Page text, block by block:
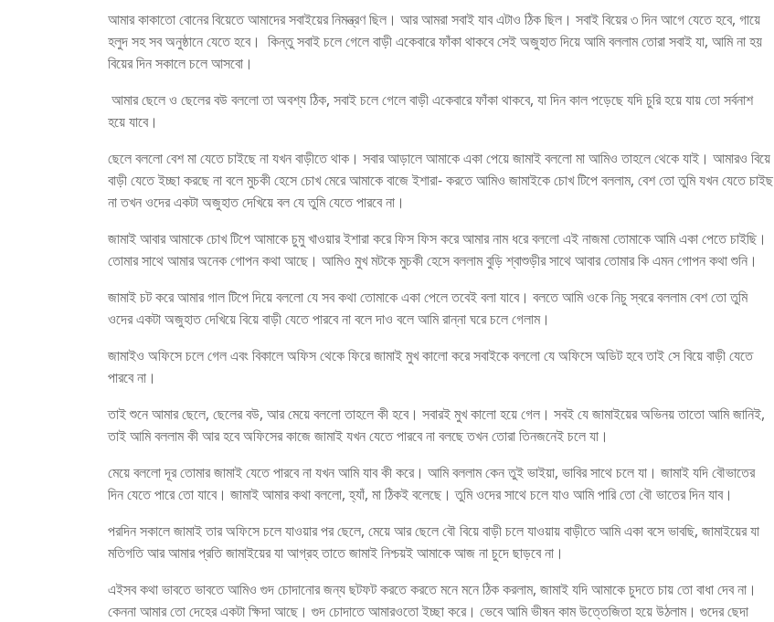
আমার কাকাতো বোনের বিয়েতে আমাদের সবাইয়ের নিমন্ত্রণ ছিল। আর আমরা সবাই যাব এটাও ঠিক ছিল। সবাই বিয়ের ৩ দিন আগে যেতে হবে, গায়ে
হলুদ সহ সব অনুষ্ঠানে যেতে হবে। কিন্তু সবাই চলে গেলে বাড়ী একেবারে ফাঁকা থাকবে সেই অজুহাত দিয়ে আমি বললাম তোরা সবাই যা, আমি না হয়
বিয়ের দিন সকালে চলে আসবো।
আমার ছেলে ও ছেলের বউ বললো তা অবশ্য ঠিক, সবাই চলে গেলে বাড়ী একেবারে ফাঁকা থাকবে, যা দিন কাল পড়েছে যদি চুরি হয়ে যায় তো সর্বনাশ
হয়ে যাবে।
ছেলে বললো বেশ মা যেতে চাইছে না যখন বাড়ীতে থাক। সবার আড়ালে আমাকে একা পেয়ে জামাই বললো মা আমিও তাহলে থেকে যাই। আমারও বিয়ে
বাড়ী যেতে ইচ্ছা করছে না বলে মুচকী হেসে চোখ মেরে আমাকে বাজে ইশারা- করতে আমিও জামাইকে চোখ টিপে বললাম, বেশ তো তুমি যখন যেতে চাইছ
না তখন ওদের একটা অজুহাত দেখিয়ে বল যে তুমি যেতে পারবে না।
জামাই আবার আমাকে চোখ টিপে আমাকে চুমু খাওয়ার ইশারা করে ফিস ফিস করে আমার নাম ধরে বললো এই নাজমা তোমাকে আমি একা পেতে চাইছি।
তোমার সাথে আমার অনেক গোপন কথা আছে। আমিও মুখ মটকে মুচকী হেসে বললাম বুড়ি শ্বাশুড়ীর সাথে আবার তোমার কি এমন গোপন কথা শুনি।
জামাই চট করে আমার গাল টিপে দিয়ে বললো যে সব কথা তোমাকে একা পেলে তবেই বলা যাবে। বলতে আমি ওকে নিচু স্বরে বললাম বেশ তো তুমি
ওদের একটা অজুহাত দেখিয়ে বিয়ে বাড়ী যেতে পারবে না বলে দাও বলে আমি রান্না ঘরে চলে গেলাম।
জামাইও অফিসে চলে গেল এবং বিকালে অফিস থেকে ফিরে জামাই মুখ কালো করে সবাইকে বললো যে অফিসে অডিট হবে তাই সে বিয়ে বাড়ী যেতে
পারবে না।
তাই শুনে আমার ছেলে, ছেলের বউ, আর মেয়ে বললো তাহলে কী হবে। সবারই মুখ কালো হয়ে গেল। সবই যে জামাইয়ের অভিনয় তাতো আমি জানিই,
তাই আমি বললাম কী আর হবে অফিসের কাজে জামাই যখন যেতে পারবে না বলছে তখন তোরা তিনজনেই চলে যা।
মেয়ে বললো দূর তোমার জামাই যেতে পারবে না যখন আমি যাব কী করে। আমি বললাম কেন তুই ভাইয়া, ভাবির সাথে চলে যা। জামাই যদি বৌভাতের
দিন যেতে পারে তো যাবে। জামাই আমার কথা বললো, হ্যাঁ, মা ঠিকই বলেছে। তুমি ওদের সাথে চলে যাও আমি পারি তো বৌ ভাতের দিন যাব।
পরদিন সকালে জামাই তার অফিসে চলে যাওয়ার পর ছেলে, মেয়ে আর ছেলে বৌ বিয়ে বাড়ী চলে যাওয়ায় বাড়ীতে আমি একা বসে ভাবছি, জামাইয়ের যা
মতিগতি আর আমার প্রতি জামাইয়ের যা আগ্রহ তাতে জামাই নিশ্চয়ই আমাকে আজ না চুদে ছাড়বে না।
এইসব কথা ভাবতে ভাবতে আমিও গুদ চোদানোর জন্য ছটফট করতে করতে মনে মনে ঠিক করলাম, জামাই যদি আমাকে চুদতে চায় তো বাধা দেব না।
কেননা আমার তো দেহের একটা ক্ষিদা আছে। গুদ চোদাতে আমারওতো ইচ্ছা করে। ভেবে আমি ভীষন কাম উত্তেজিতা হয়ে উঠলাম। গুদের ছেদা